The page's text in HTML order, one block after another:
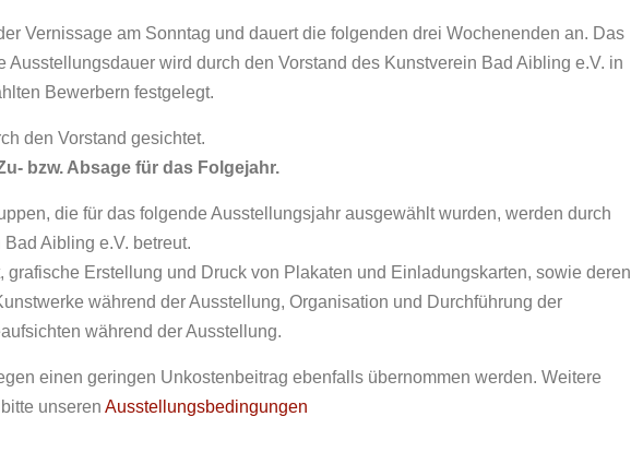
Vernissage am Sonntag und dauert die folgenden drei Wochenenden an. Das
Ausstellungsdauer wird durch den Vorstand des Kunstverein Bad Aibling e.V. in
Bewerbern festgelegt.
den Vorstand gesichtet.
bzw. Absage für das Folgejahr.
die für das folgende Ausstellungsjahr ausgewählt wurden, werden durch
Aibling e.V. betreut.
grafische Erstellung und Druck von Plakaten und Einladungskarten, sowie deren
während der Ausstellung, Organisation und Durchführung der
während der Ausstellung.
einen geringen Unkostenbeitrag ebenfalls übernommen werden. Weitere
unseren Ausstellungsbedingungen